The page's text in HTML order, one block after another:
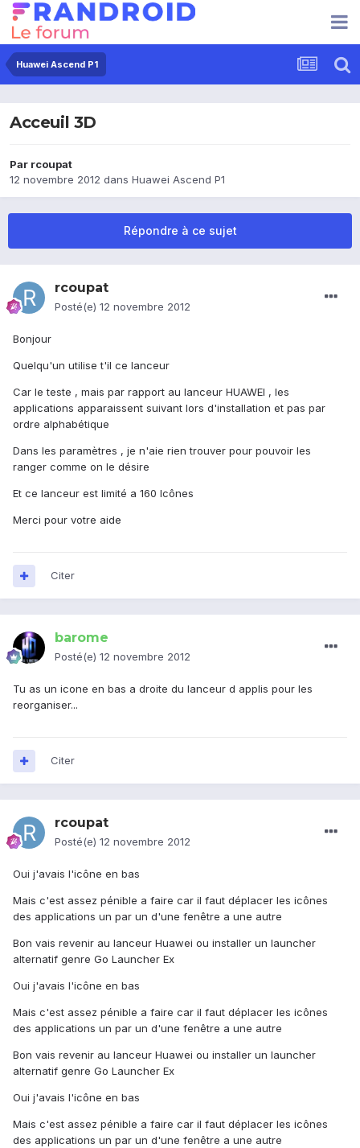
Huawei Ascend P1
Acceuil 3D
Par rcoupat
12 novembre 2012 dans Huawei Ascend P1
Répondre à ce sujet
rcoupat
Posté(e) 12 novembre 2012
Bonjour
Quelqu'un utilise t'il ce lanceur
Car le teste , mais par rapport au lanceur HUAWEI , les
applications apparaissent suivant lors d'installation et pas par
ordre alphabétique
Dans les paramètres , je n'aie rien trouver pour pouvoir les
ranger comme on le désire
Et ce lanceur est limité a 160 Icônes
Merci pour votre aide
Citer
barome
Posté(e) 12 novembre 2012
Tu as un icone en bas a droite du lanceur d applis pour les
reorganiser...
Citer
rcoupat
Posté(e) 12 novembre 2012
Oui j'avais l'icône en bas
Mais c'est assez pénible a faire car il faut déplacer les icônes
des applications un par un d'une fenêtre a une autre
Bon vais revenir au lanceur Huawei ou installer un launcher
alternatif genre Go Launcher Ex
Oui j'avais l'icône en bas
Mais c'est assez pénible a faire car il faut déplacer les icônes
des applications un par un d'une fenêtre a une autre
Bon vais revenir au lanceur Huawei ou installer un launcher
alternatif genre Go Launcher Ex
Oui j'avais l'icône en bas
Mais c'est assez pénible a faire car il faut déplacer les icônes
des applications un par un d'une fenêtre a une autre